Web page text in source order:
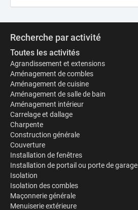
Recherche par activité
Toutes les activités
Agrandissement et extensions
Aménagement de combles
Aménagement de cuisine
Aménagement de salle de bain
Aménagement intérieur
Carrelage et dallage
Charpente
Construction générale
Couverture
Installation de fenêtres
Installation de portail ou porte de garage
Isolation
Isolation des combles
Maçonnerie générale
Menuiserie extérieure